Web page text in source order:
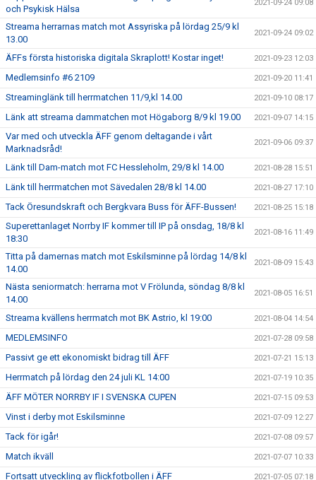
och Psykisk Hälsa
2021-09-24 09:08
Streama herrarnas match mot Assyriska på lördag 25/9 kl
13.00
2021-09-24 09:02
ÄFFs första historiska digitala Skraplott! Kostar inget! 2021-09-23 12:03
Medlemsinfo #6 2109 2021-09-20 11:41
Streaminglänk till herrmatchen 11/9,kl 14.00 2021-09-10 08:17
Länk att streama dammatchen mot Högaborg 8/9 kl 19.00 2021-09-07 14:15
Var med och utveckla ÄFF genom deltagande i vårt
Marknadsråd!
2021-09-06 09:37
Länk till Dam-match mot FC Hessleholm, 29/8 kl 14.00 2021-08-28 15:51
Länk till herrmatchen mot Sävedalen 28/8 kl 14.00 2021-08-27 17:10
Tack Öresundskraft och Bergkvara Buss för ÄFF-Bussen! 2021-08-25 15:18
Superettanlaget Norrby IF kommer till IP på onsdag, 18/8 kl
18:30
2021-08-16 11:49
Titta på damernas match mot Eskilsminne på lördag 14/8 kl
14.00
2021-08-09 15:43
Nästa seniormatch: herrarna mot V Frölunda, söndag 8/8 kl
14.00
2021-08-05 16:51
Streama kvällens herrmatch mot BK Astrio, kl 19:00 2021-08-04 14:54
MEDLEMSINFO 2021-07-28 09:58
Passivt ge ett ekonomiskt bidrag till ÄFF 2021-07-21 15:13
Herrmatch på lördag den 24 juli KL 14:00 2021-07-19 10:35
ÄFF MÖTER NORRBY IF I SVENSKA CUPEN 2021-07-15 09:53
Vinst i derby mot Eskilsminne 2021-07-09 12:27
Tack för igår! 2021-07-08 09:57
Match ikväll 2021-07-07 10:33
Fortsatt utveckling av flickfotbollen i ÄFF 2021-07-05 07:18